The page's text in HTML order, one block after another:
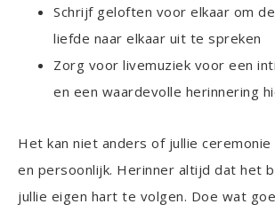
Schrijf geloften voor elkaar om
liefde naar elkaar uit te spreken
Zorg voor livemuziek voor een
en een waardevolle herinnering
Het kan niet anders of jullie
en persoonlijk. Herinner altijd dat het
jullie eigen hart te volgen. Doe wat